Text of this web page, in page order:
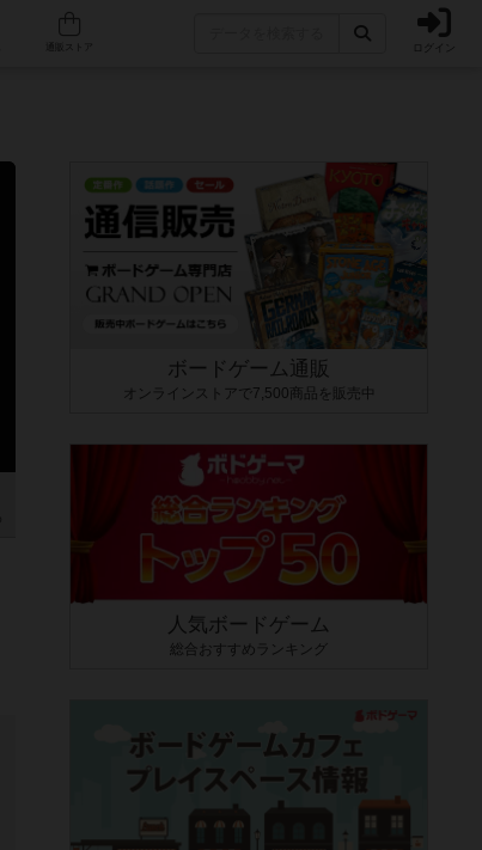
人気ボードゲーム ログイン
ボードゲーム通販
オンラインストアで7,500商品を販売中
人気ボードゲーム
総合おすすめランキング